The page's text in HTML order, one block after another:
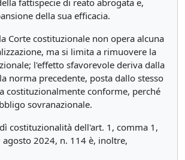
della sua efficacia.
Corte costituzionale non opera alcuna
ma si limita a rimuovere la
l'effetto sfavorevole deriva dalla
norma precedente, posta dallo stesso
costituzionalmente conforme, perché
sovranazionale.
costituzionalità dell'art. 1, comma 1,
agosto 2024, n. 114 è, inoltre,